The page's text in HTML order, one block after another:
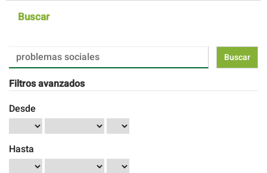
Buscar
Buscar
artículos
por
Filtros avanzados
Desde
Hasta